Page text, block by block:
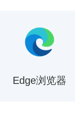
Edge浏览器